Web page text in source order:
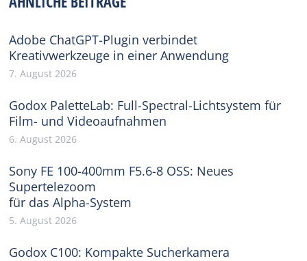
Adobe ChatGPT-Plugin verbindet
Kreativwerkzeuge in einer Anwendung
7. August 2026
Godox PaletteLab: Full-Spectral-Lichtsystem für
Film- und Videoaufnahmen
6. August 2026
Sony FE 100-400mm F5.6-8 OSS: Neues
Supertelezoom
für das Alpha-System
5. August 2026
Godox C100: Kompakte Sucherkamera